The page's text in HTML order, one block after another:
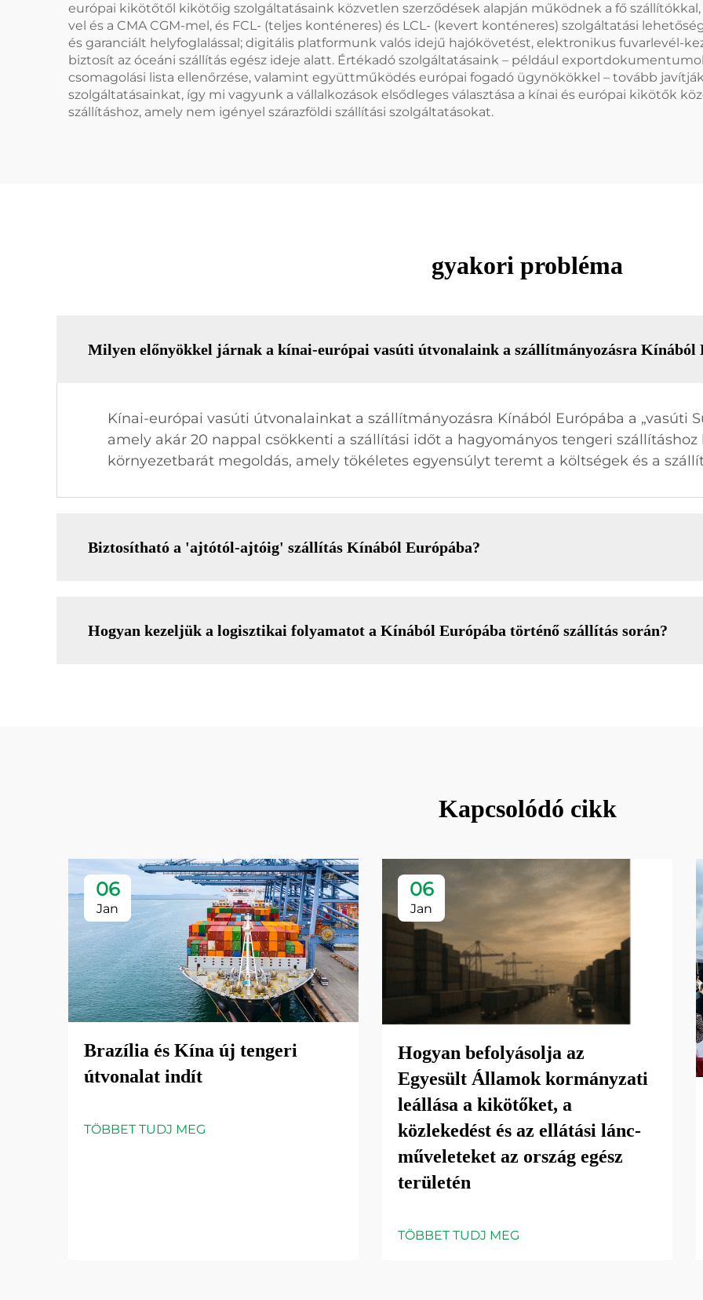
európai kikötőtől kikötőig szolgáltatásaink közvetlen szerződések alapján működnek a fő szállítókkal,
vel és a CMA CGM-mel, és FCL- (teljes konténeres) és LCL- (kevert konténeres) szolgáltatási
és garanciált helyfoglalással; digitális platformunk valós idejű hajókövetést, elektronikus fuvarlevél-
biztosít az óceáni szállítás egész ideje alatt. Értékadó szolgáltatásaink – például
csomagolási lista ellenőrzése, valamint együttműködés európai fogadó ügynökökkel – tovább
szolgáltatásainkat, így mi vagyunk a vállalkozások elsődleges választása a kínai és európai kikötők
szállításhoz, amely nem igényel szárazföldi szállítási szolgáltatásokat.
gyakori probléma
Milyen előnyökkel járnak a kínai-európai vasúti útvonalaink a szállítmányozásra Kínából
Kínai-európai vasúti útvonalainkat a szállítmányozásra Kínából Európába a „vasúti
amely akár 20 nappal csökkenti a szállítási időt a hagyományos tengeri szállításhoz
környezetbarát megoldás, amely tökéletes egyensúlyt teremt a költségek és a
Biztosítható a 'ajtótól-ajtóig' szállítás Kínából Európába?
Hogyan kezeljük a logisztikai folyamatot a Kínából Európába történő szállítás során?
Kapcsolódó cikk
06
Jan
Brazília és Kína új tengeri
útvonalat indít
TÖBBET TUDJ MEG
06
Jan
Hogyan befolyásolja az
Egyesült Államok kormányzati
leállása a kikötőket, a
közlekedést és az ellátási lánc-
műveleteket az ország egész
területén
TÖBBET TUDJ MEG